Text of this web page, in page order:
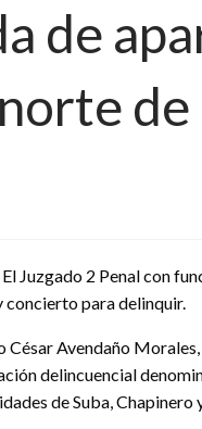
de
El Juzgado 2 Penal con
para delinquir.
Avendaño
delincuencial
de Suba, Chapinero